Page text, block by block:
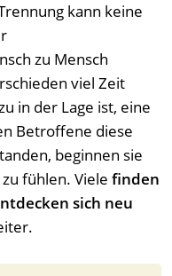
kann keine
zu Mensch
viel Zeit
in der Lage ist, eine
Betroffene diese
beginnen sie
zu fühlen. Viele finden
sich neu